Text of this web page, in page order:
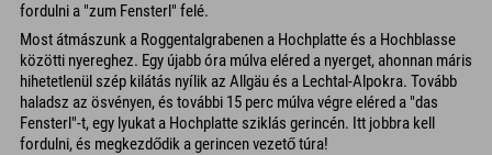
fordulni a "zum Fensterl" felé.
Most átmászunk a Roggentalgrabenen a Hochplatte és a Hochblasse
közötti nyereghez. Egy újabb óra múlva eléred a nyerget, ahonnan máris
hihetetlenül szép kilátás nyílik az Allgäu és a Lechtal-Alpokra. Tovább
haladsz az ösvényen, és további 15 perc múlva végre eléred a "das
Fensterl"-t, egy lyukat a Hochplatte sziklás gerincén. Itt jobbra kell
fordulni, és megkezdődik a gerincen vezető túra!